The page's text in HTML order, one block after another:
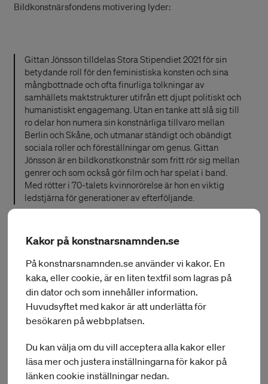
Bildkonstnärsfondens motivering lyder:
Gittan Jönsson tilldelas Stora Stipendiet 2021 för sin
betydande roll för den feministiska konsten och sina
mångbottnade och ofta finurliga tolkningar av
samhällets maktstrukturer utifrån ett djupt politiskt och
humanistiskt engagemang. Utan en tanke att slå sig till
ro delar hon numera sin konstnärliga tillvaro mellan
Berlin och Skåne, och utmanar ständigt och obändigt
sociala roller och föreställningar om genus. Gittan
Jönsson är en bildkonstkonstnär som fritt rör sig mellan
genrer och som också gör film och har spelat i band.
Med rötter i 70-talets kvinnorörelse är hon en viktig
ledstjärna för generationer av efterföljande.
Gittan Jönsson är född 1948 och bosatt i Berlin och i
Stockholm. Gittan Jönsson har gjort flera offentliga
gestaltningsuppdrag och är representerad på bland annat
Moderna Museet, Nationalmuseum, Röhsska museet och
Borås konstmuseum.
text av Thomas Millroth, bilder av Stephen Gill och
formgiven av Greger Ulf Nilson. Skriften kan beställas från
Konstnärsnämnden,info@konstnarsnamnden.se
Kakor på konstnarsnamnden.se
På konstnarsnamnden.se använder vi kakor. En
kaka, eller cookie, är en liten textfil som lagras på
din dator och som innehåller information.
Huvudsyftet med kakor är att underlätta för
besökaren på webbplatsen.
Du kan välja om du vill acceptera alla kakor eller
läsa mer och justera inställningarna för kakor på
länken cookie inställningar nedan.